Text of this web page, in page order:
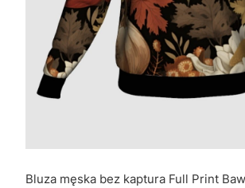
Bluza męska bez kaptura Full Print